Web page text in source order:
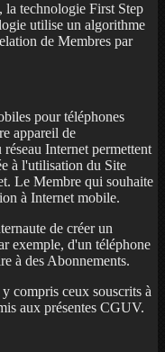
la technologie First Step
utilise un algorithme
de Membres par
pour téléphones
appareil de
Internet permettent
à l'utilisation du Site
Le Membre qui souhaite
à Internet mobile.
de créer un
exemple, d'un téléphone
à des Abonnements.
compris ceux souscrits à
aux présentes CGUV.